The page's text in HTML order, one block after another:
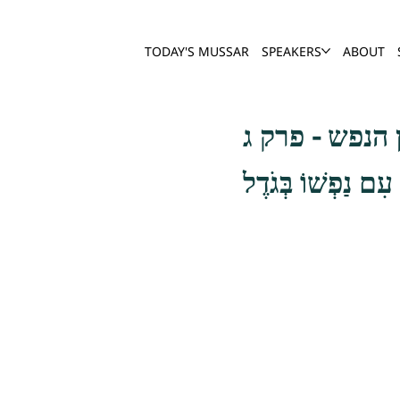
TODAY'S MUSSAR SPEAKERS ABOUT
הנפש - פרק ג
נַפְשׁוֹ בְּגֹדֶל